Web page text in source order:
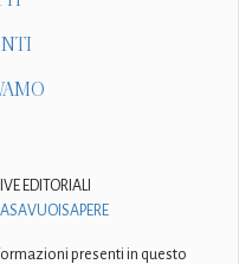
EDITORIALI
presenti in questo